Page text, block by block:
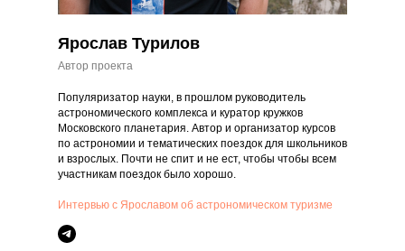
Ярослав Турилов
Автор проекта
Популяризатор науки, в прошлом руководитель
астрономического комплекса и куратор кружков
Московского планетария. Автор и организатор курсов
по астрономии и тематических поездок для школьников
и взрослых. Почти не спит и не ест, чтобы чтобы всем
участникам поездок было хорошо.
Интервью с Ярославом об астрономическом туризме